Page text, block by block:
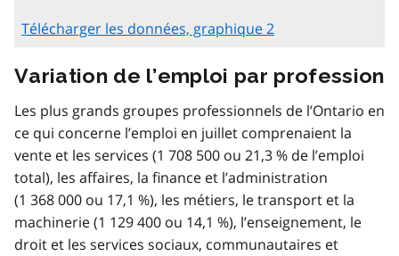
Télécharger les données, graphique 2
Variation de l’emploi par profession
Les plus grands groupes professionnels de l’Ontario en
ce qui concerne l’emploi en juillet comprenaient la
vente et les services (1 708 500 ou 21,3 % de l’emploi
total), les affaires, la finance et l’administration
(1 368 000 ou 17,1 %), les métiers, le transport et la
machinerie (1 129 400 ou 14,1 %), l’enseignement, le
droit et les services sociaux, communautaires et